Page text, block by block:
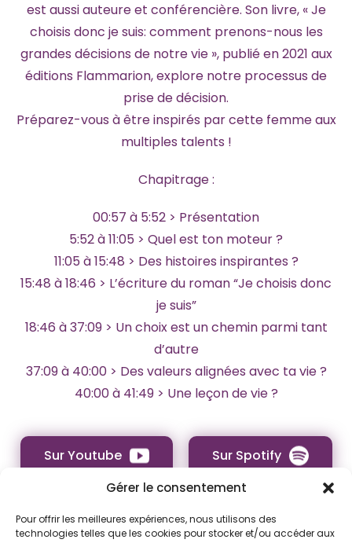
Gérer le consentement
Pour offrir les meilleures expériences, nous utilisons des
technologies telles que les cookies pour stocker et/ou accéder aux
est aussi auteure et conférencière. Son livre, « Je
choisis donc je suis: comment prenons-nous les
grandes décisions de notre vie », publié en 2021 aux
éditions Flammarion, explore notre processus de
prise de décision.
Préparez-vous à être inspirés par cette femme aux
multiples talents !
Chapitrage :
00:57 à 5:52 > Présentation
5:52 à 11:05 > Quel est ton moteur ?
11:05 à 15:48 > Des histoires inspirantes ?
15:48 à 18:46 > L’écriture du roman “Je choisis donc
je suis”
18:46 à 37:09 > Un choix est un chemin parmi tant
d’autre
37:09 à 40:00 > Des valeurs alignées avec ta vie ?
40:00 à 41:49 > Une leçon de vie ?
Sur Youtube Sur Spotify
Sur Deezer